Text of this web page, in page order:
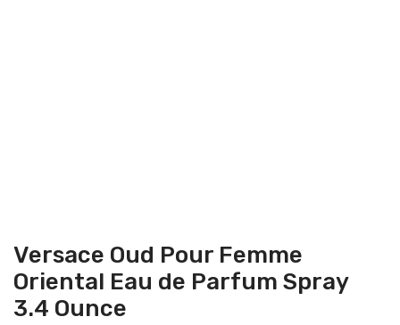
Versace Oud Pour Femme
Oriental Eau de Parfum Spray
3.4 Ounce